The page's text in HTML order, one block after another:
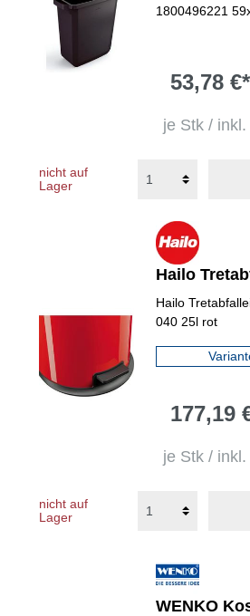
1800496221
53,78 €*
je Stk /
nicht auf
Lager
Hailo
Hailo
040 25l rot
177,19
je Stk /
nicht auf
Lager
WENKO